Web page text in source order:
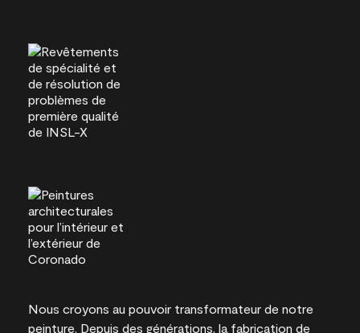
Nous croyons au pouvoir transformateur de notre
peinture. Depuis des générations, la fabrication de